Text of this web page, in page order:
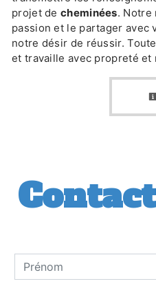
projet de cheminées. Notre
passion et le partager avec
notre désir de réussir.
et travaille avec propreté et